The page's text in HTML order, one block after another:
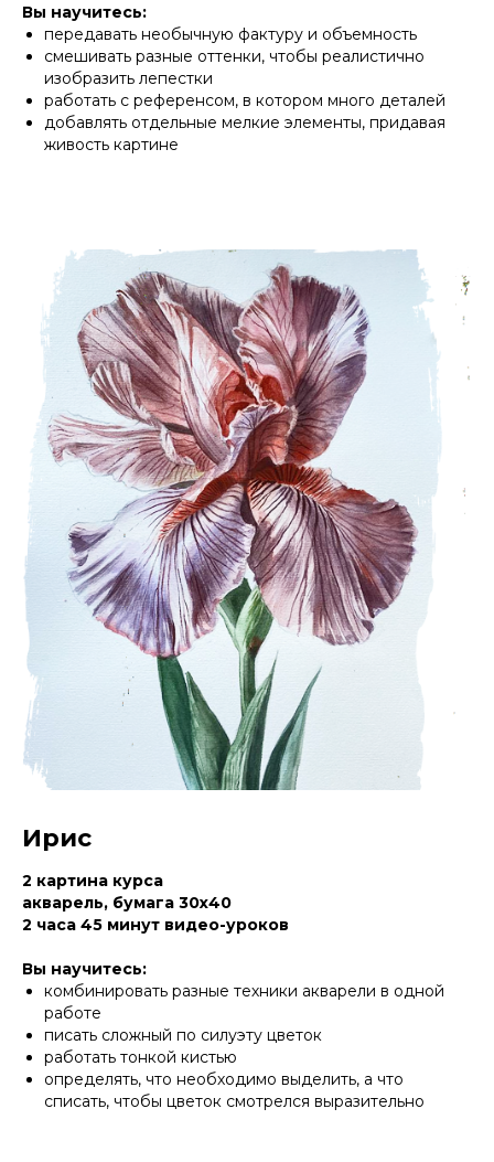
Вы научитесь:
передавать необычную фактуру и объемность
смешивать разные оттенки, чтобы реалистично
изобразить лепестки
работать с референсом, в котором много деталей
добавлять отдельные мелкие элементы, придавая
живость картине
Ирис
2 картина курса
акварель, бумага 30х40
2 часа 45 минут видео-уроков
Вы научитесь:
комбинировать разные техники акварели в одной
работе
писать сложный по силуэту цветок
работать тонкой кистью
определять, что необходимо выделить, а что
списать, чтобы цветок смотрелся выразительно